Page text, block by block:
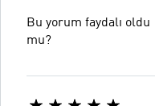
Bu yorum faydalı oldu
mu?